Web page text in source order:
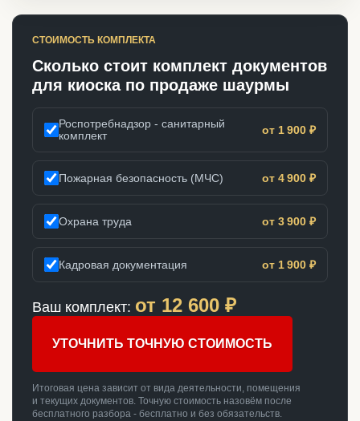
СТОИМОСТЬ КОМПЛЕКТА
Сколько стоит комплект документов
для киоска по продаже шаурмы
Роспотребнадзор - санитарный
комплект
от 1 900 ₽
Пожарная безопасность (МЧС) от 4 900 ₽
Охрана труда от 3 900 ₽
Кадровая документация от 1 900 ₽
Ваш комплект: от 12 600 ₽
УТОЧНИТЬ ТОЧНУЮ СТОИМОСТЬ
Итоговая цена зависит от вида деятельности, помещения
и текущих документов. Точную стоимость назовём после
бесплатного разбора - бесплатно и без обязательств.